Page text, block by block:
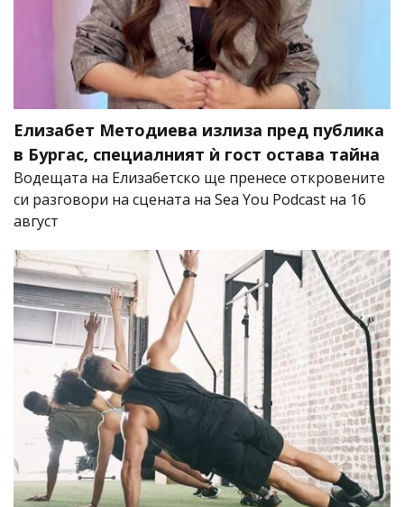
Елизабет Методиева излиза пред публика
в Бургас, специалният ѝ гост остава тайна
Водещата на Елизабетско ще пренесе откровените
си разговори на сцената на Sea You Podcast на 16
август